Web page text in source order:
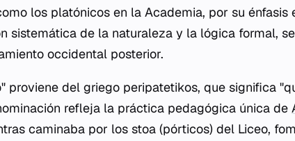
los platónicos en la Academia, por su énfasis
sistemática de la naturaleza y la lógica formal,
occidental posterior.
proviene del griego peripatetikos, que significa
refleja la práctica pedagógica única de
caminaba por los stoa (pórticos) del Liceo,